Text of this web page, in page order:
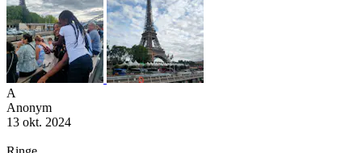
A
Anonym
13 okt. 2024